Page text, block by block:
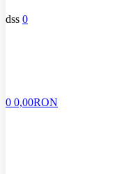
dss 0
0 0,00RON